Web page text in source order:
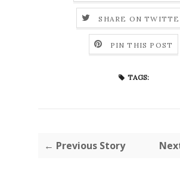
SHARE ON
PIN THIS POST
TAGS:
← Previous Story